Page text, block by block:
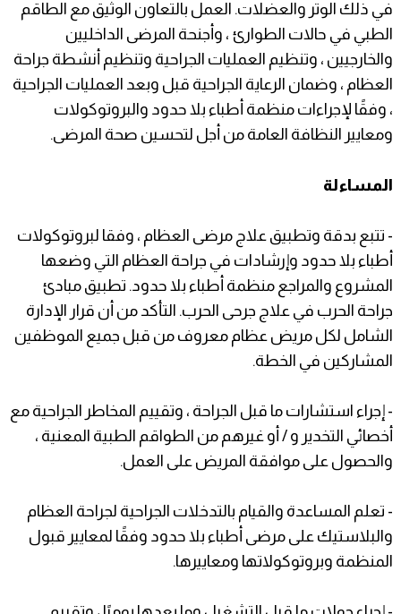
في ذلك الوتر والعضلات. العمل بالتعاون الوثيق مع الطاقم
الطبي في حالات الطوارئ ، وأجنحة المرضى الداخليين
والخارجيين ، وتنظيم العمليات الجراحية وتنظيم أنشطة جراحة
العظام ، وضمان الرعاية الجراحية قبل وبعد العمليات الجراحية
، وفقًا لإجراءات منظمة أطباء بلا حدود والبروتوكولات
ومعايير النظافة العامة من أجل لتحسين صحة المرضى.
المساءلة
- تتبع بدقة وتطبيق علاج مرضى العظام ، وفقا لبروتوكولات
أطباء بلا حدود وإرشادات في جراحة العظام التي وضعها
المشروع والمراجع منظمة أطباء بلا حدود. تطبيق مبادئ
جراحة الحرب في علاج جرحى الحرب. التأكد من أن قرار الإدارة
الشامل لكل مريض عظام معروف من قبل جميع الموظفين
المشاركين في الخطة.
- إجراء استشارات ما قبل الجراحة ، وتقييم المخاطر الجراحية مع
أخصائي التخدير و / أو غيرهم من الطواقم الطبية المعنية ،
والحصول على موافقة المريض على العمل.
- تعلم المساعدة والقيام بالتدخلات الجراحية لجراحة العظام
والبلاستيك على مرضى أطباء بلا حدود وفقًا لمعايير قبول
المنظمة وبروتوكولاتها ومعاييرها.